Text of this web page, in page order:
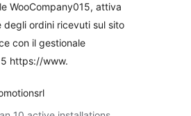
WooCompany015, attiva
degli ordini ricevuti sul sito
con il gestionale
https://www.